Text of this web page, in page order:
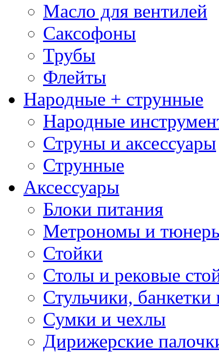
Масло для вентилей
Саксофоны
Трубы
Флейты
Народные + струнные
Народные
Струны и аксессуары
Струнные
Аксессуары
Блоки питания
Метрономы и
Стойки
Столы и рековые
Стульчики, банкетки
Сумки и чехлы
Дирижерские